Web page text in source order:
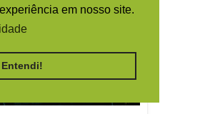
em nosso site.
Entendi!